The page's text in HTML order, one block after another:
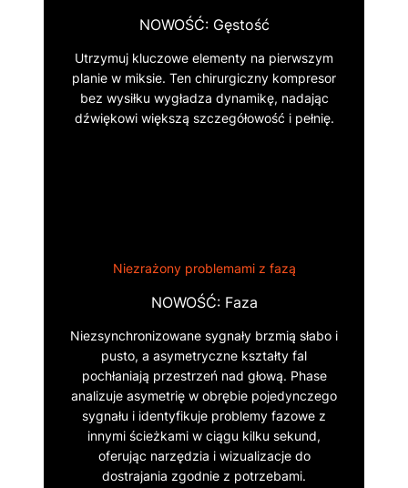
NOWOŚĆ: Gęstość
Utrzymuj kluczowe elementy na pierwszym
planie w miksie. Ten chirurgiczny kompresor
bez wysiłku wygładza dynamikę, nadając
dźwiękowi większą szczegółowość i pełnię.
Niezrażony problemami z fazą
NOWOŚĆ: Faza
Niezsynchronizowane sygnały brzmią słabo i
pusto, a asymetryczne kształty fal
pochłaniają przestrzeń nad głową. Phase
analizuje asymetrię w obrębie pojedynczego
sygnału i identyfikuje problemy fazowe z
innymi ścieżkami w ciągu kilku sekund,
oferując narzędzia i wizualizacje do
dostrajania zgodnie z potrzebami.